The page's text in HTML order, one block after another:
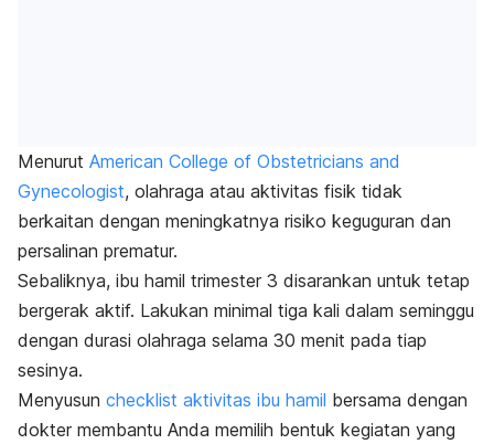
Menurut American College of Obstetricians and
Gynecologist, olahraga atau aktivitas fisik tidak
berkaitan dengan meningkatnya risiko keguguran dan
persalinan prematur.
Sebaliknya, ibu hamil trimester 3 disarankan untuk tetap
bergerak aktif. Lakukan minimal tiga kali dalam seminggu
dengan durasi olahraga selama 30 menit pada tiap
sesinya.
Menyusun checklist aktivitas ibu hamil bersama dengan
dokter membantu Anda memilih bentuk kegiatan yang